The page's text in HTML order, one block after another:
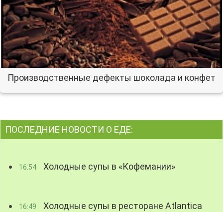
Производственные дефекты шоколада и конфет
ПОСЛЕДНИЕ НОВОСТИ О ЕДЕ:
16:54 Холодные супы в «Кофемании»
16:49 Холодные супы в ресторане Atlantica